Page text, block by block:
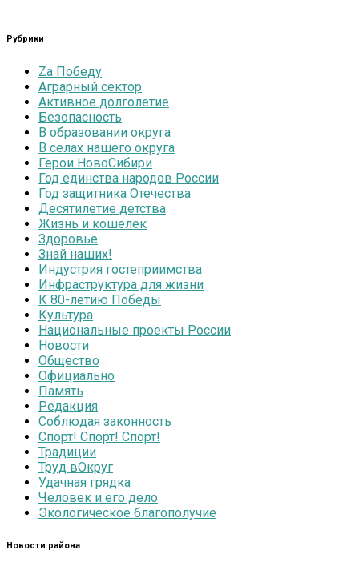
Рубрики
Zа Победу
Аграрный сектор
Активное долголетие
Безопасность
В образовании округа
В селах нашего округа
Герои НовоСибири
Год единства народов России
Год защитника Отечества
Десятилетие детства
Жизнь и кошелек
Здоровье
Знай наших!
Индустрия гостеприимства
Инфраструктура для жизни
К 80-летию Победы
Культура
Национальные проекты России
Новости
Общество
Официально
Память
Редакция
Соблюдая законность
Спорт! Спорт! Спорт!
Традиции
Труд вОкруг
Удачная грядка
Человек и его дело
Экологическое благополучие
Новости района